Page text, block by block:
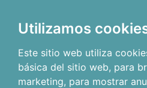
Utilizamos
Este sitio web utiliza
básica del sitio web, para
marketing, para mostrar